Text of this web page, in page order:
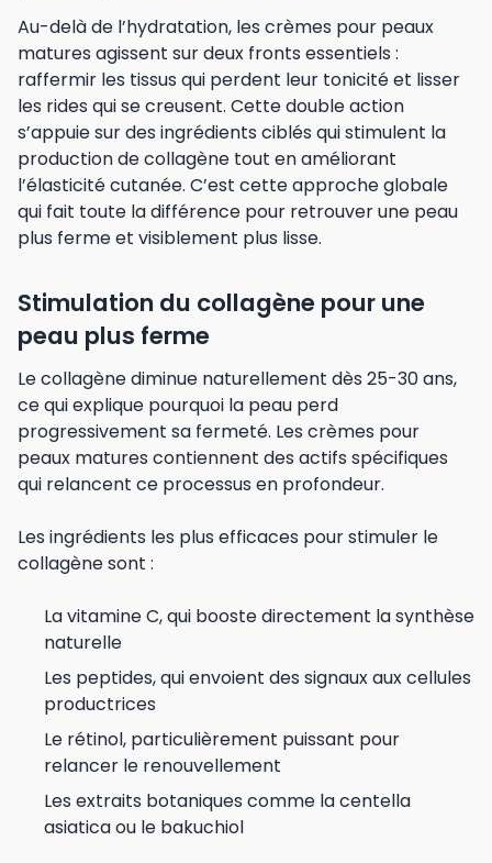
Au-delà de l’hydratation, les crèmes pour peaux
matures agissent sur deux fronts essentiels :
raffermir les tissus qui perdent leur tonicité et lisser
les rides qui se creusent. Cette double action
s’appuie sur des ingrédients ciblés qui stimulent la
production de collagène tout en améliorant
l’élasticité cutanée. C’est cette approche globale
qui fait toute la différence pour retrouver une peau
plus ferme et visiblement plus lisse.
Stimulation du collagène pour une
peau plus ferme
Le collagène diminue naturellement dès 25-30 ans,
ce qui explique pourquoi la peau perd
progressivement sa fermeté. Les crèmes pour
peaux matures contiennent des actifs spécifiques
qui relancent ce processus en profondeur.
Les ingrédients les plus efficaces pour stimuler le
collagène sont :
La vitamine C, qui booste directement la synthèse
naturelle
Les peptides, qui envoient des signaux aux cellules
productrices
Le rétinol, particulièrement puissant pour
relancer le renouvellement
Les extraits botaniques comme la centella
asiatica ou le bakuchiol